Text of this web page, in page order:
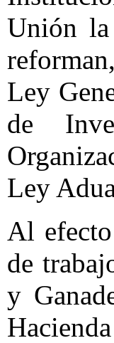
Unión
Ley
de
Ley
Al
de
y